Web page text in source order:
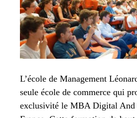
L’école de Management
seule école de commerce qui
exclusivité le MBA Digital And